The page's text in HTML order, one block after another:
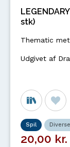
stk)
Thematic
Udgivet af
Spil
20,00 kr.